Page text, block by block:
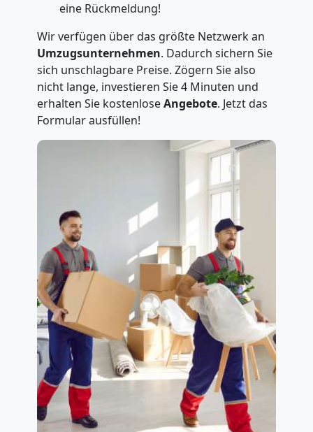
eine Rückmeldung!
Wir verfügen über das größte Netzwerk an
Umzugsunternehmen. Dadurch sichern Sie
sich unschlagbare Preise. Zögern Sie also
nicht lange, investieren Sie 4 Minuten und
erhalten Sie kostenloseAngebote. Jetzt das
Formular ausfüllen!